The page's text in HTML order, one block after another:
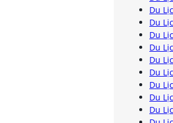
Du
Du
Du
Du
Du
Du
Du
Du
Du